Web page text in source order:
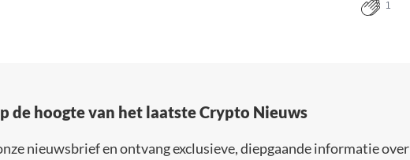
1
de hoogte van het laatste Crypto Nieuws
nieuwsbrief en ontvang exclusieve, diepgaande informatie over